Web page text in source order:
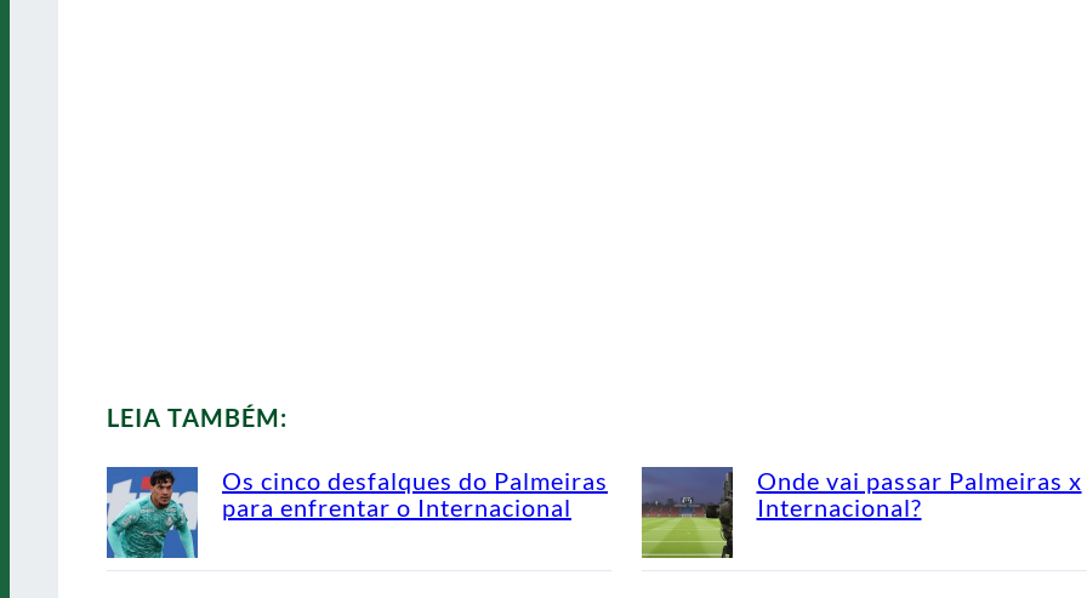
LEIA TAMBÉM:
Os cinco desfalques do Palmeiras
para enfrentar o Internacional
Onde vai passar Palmeiras x
Internacional?